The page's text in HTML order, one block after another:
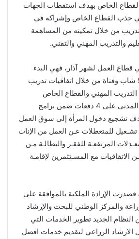
الخاص بهدف استقطاب الجهات
جذب القطاع الخاص وإشراكه في
من خلال تمكينه من المساهمة
والتدريب المهني والتقني.
قطاع العمل لشهر آذار، فهي البدء
بتشغيل حوالي 5000 شاب وفتاة من خلال اتفاقيات تدريب
المهني والقطاع الخاص
ومؤسسات المجتمع المدني على 4 دفعات ضمن برامج
تشجيع دخول المرأة إلى سوق العمل
للمتعطلات عـن العمل من الإناث
المرتفعـة للفقـر والبطالـة مـن
الاتفاقيات مع المسـتثمرين لإقامـة
الإرادة الملكية بالموافقة على
والمركز الوطني للبحث والإرشاد
الجديد تطوير الخدمات التي
الارشاد الزراعي لتقديم خدمات افضل